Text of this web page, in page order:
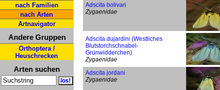
nach Familien
nach Arten
Artnavigator
Andere Gruppen
Orthoptera /
Heuschrecken
Arten suchen
Adscita bolivari
Zygaenidae
Adscita dujardini (Westliches
Blutstorchschnabel-
Grünwidderchen)
Zygaenidae
Adscita jordani
Zygaenidae